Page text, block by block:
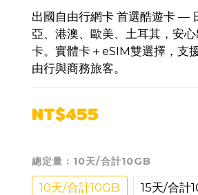
出國自由行網卡 首選酷遊卡 —
亞、港澳、歐美、土耳其，安
卡。實體卡＋eSIM雙選擇，支
由行與商務旅客。
NT$455
總定量 : 10天/合計10GB
10天/合計10GB 15天/合計